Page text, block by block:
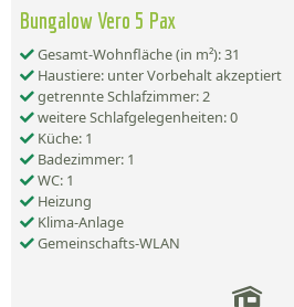
Bungalow Vero 5 Pax
Gesamt-Wohnfläche (in m²): 31
Haustiere: unter Vorbehalt akzeptiert
getrennte Schlafzimmer: 2
weitere Schlafgelegenheiten: 0
Küche: 1
Badezimmer: 1
WC: 1
Heizung
Klima-Anlage
Gemeinschafts-WLAN